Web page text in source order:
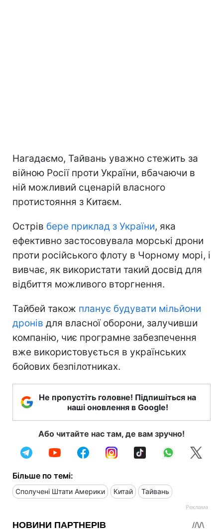
Нагадаємо, Тайвань уважно стежить за
війною Росії проти України, вбачаючи в
ній можливий сценарій власного
протистояння з Китаєм.
Острів бере приклад з України, яка
ефективно застосовувала морські дрони
проти російського флоту в Чорному морі, і
вивчає, як використати такий досвід для
відбиття можливого вторгнення.
Тайбей також планує будувати мільйони
дронів для власної оборони, залучивши
компанію, чиє програмне забезпечення
вже використовується в українських
бойових безпілотниках.
Не пропустіть головне! Підпишіться на
наші оновлення в Google!
Або читайте нас там, де вам зручно!
Більше по темі:
Сполучені Штати Америки Китай Тайвань